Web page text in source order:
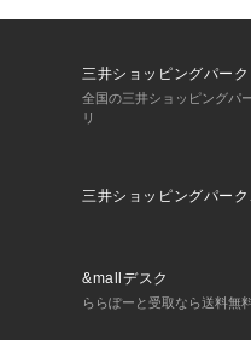
三井ショッピングパーク
全国の三井ショッピングパ
リ
三井ショッピングパーク
&mallデスク
ららぽーと受取なら送料無